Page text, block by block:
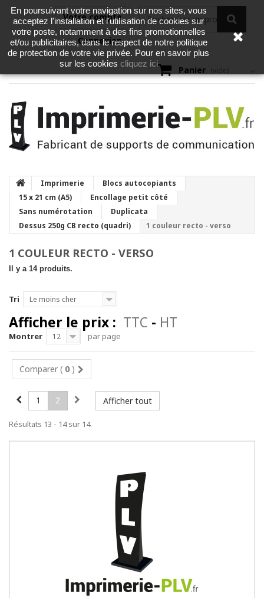
Votre compte
Connexion
Panier (vide)
Imprimerie
Blocs autocopiants
15 x 21 cm (A5)
Encollage petit côté
Sans numérotation
Duplicata
Dessus 250g CB recto (quadri)
1 couleur recto - verso
1 COULEUR RECTO - VERSO
Il y a 14 produits.
Tri Le moins cher
Afficher le prix : TTC - HT
Montrer 12 par page
Comparer ( 0 )
Afficher tout
1 2
Résultats 13 - 14 sur 14.
En poursuivant votre navigation sur nos sites, vous
acceptez l'installation et l'utilisation de cookies sur
votre poste, notamment à des fins promotionnelles
et/ou publicitaires, dans le respect de notre politique
de protection de votre vie privée. Pour en savoir plus
sur les cookies cliquez ici